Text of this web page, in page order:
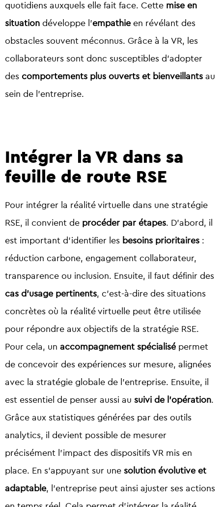
quotidiens auxquels elle fait face. Cette mise en
situation développe l’empathie en révélant des
obstacles souvent méconnus. Grâce à la VR, les
collaborateurs sont donc susceptibles d’adopter
des comportements plus ouverts et bienveillants au
sein de l’entreprise.
Intégrer la VR dans sa
feuille de route RSE
Pour intégrer la réalité virtuelle dans une stratégie
RSE, il convient de procéder par étapes. D’abord, il
est important d’identifier les besoins prioritaires :
réduction carbone, engagement collaborateur,
transparence ou inclusion. Ensuite, il faut définir des
cas d’usage pertinents, c’est-à-dire des situations
concrètes où la réalité virtuelle peut être utilisée
pour répondre aux objectifs de la stratégie RSE.
Pour cela, un accompagnement spécialisé permet
de concevoir des expériences sur mesure, alignées
avec la stratégie globale de l’entreprise. Ensuite, il
est essentiel de penser aussi au suivi de l’opération.
Grâce aux statistiques générées par des outils
analytics, il devient possible de mesurer
précisément l’impact des dispositifs VR mis en
place. En s’appuyant sur une solution évolutive et
adaptable, l’entreprise peut ainsi ajuster ses actions